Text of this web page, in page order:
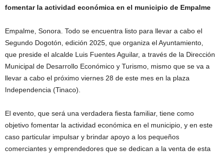
fomentar la actividad económica en el municipio de Empalme
Empalme, Sonora. Todo se encuentra listo para llevar a cabo el
Segundo Dogotón, edición 2025, que organiza el Ayuntamiento,
que preside el alcalde Luis Fuentes Aguilar, a través de la Dirección
Municipal de Desarrollo Económico y Turismo, mismo que se va a
llevar a cabo el próximo viernes 28 de este mes en la plaza
Independencia (Tinaco).
El evento, que será una verdadera fiesta familiar, tiene como
objetivo fomentar la actividad económica en el municipio, y en este
caso particular impulsar y brindar apoyo a los pequeños
comerciantes y emprendedores que se dedican a la venta de esta